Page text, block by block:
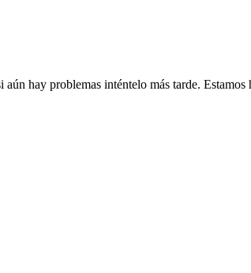
aún hay problemas inténtelo más tarde.